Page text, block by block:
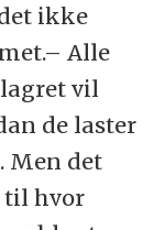
ikke
Alle
vil
de laster
Men det
til hvor